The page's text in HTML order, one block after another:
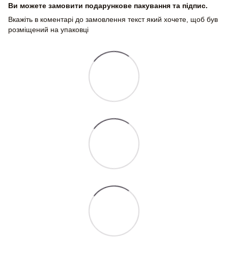
Ви можете замовити подарункове пакування та підпис.
Вкажіть в коментарі до замовлення текст який хочете, щоб був
розміщений на упаковці